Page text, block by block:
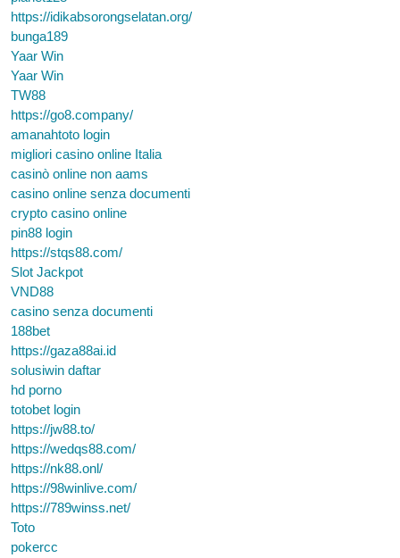
https://idikabsorongselatan.org/
bunga189
Yaar Win
Yaar Win
TW88
https://go8.company/
amanahtoto login
migliori casino online Italia
casinò online non aams
casino online senza documenti
crypto casino online
pin88 login
https://stqs88.com/
Slot Jackpot
VND88
casino senza documenti
188bet
https://gaza88ai.id
solusiwin daftar
hd porno
totobet login
https://jw88.to/
https://wedqs88.com/
https://nk88.onl/
https://98winlive.com/
https://789winss.net/
Toto
pokercc